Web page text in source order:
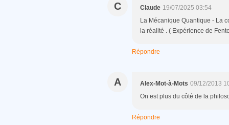
C Claude 19/07/2025 03:54
La Mécanique Quantique - La
la réalité . ( Expérience de
Répondre
A Alex-Mot-à-Mots 09/12/2013
On est plus du côté de la
Répondre